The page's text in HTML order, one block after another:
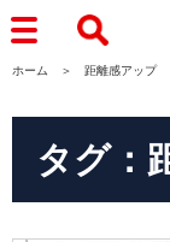
ホーム 距離感アップ
タグ：